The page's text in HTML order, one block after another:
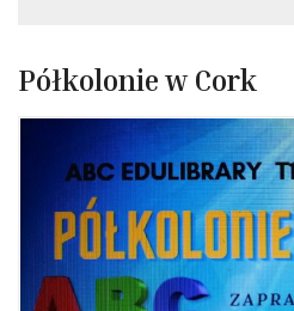
Półkolonie w Cork